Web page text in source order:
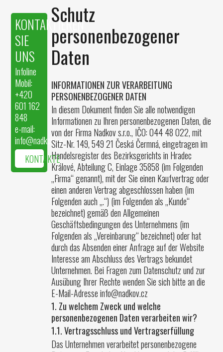
KONTAKTIEREN
SIE
UNS
Infoline
Mobil:
+420
601 162
848
e-mail:
info@nadkov.cz
KONTAKTE
Schutz
personenbezogener
Daten
INFORMATIONEN ZUR VERARBEITUNG
PERSONENBEZOGENER DATEN
In diesem Dokument finden Sie alle notwendigen
Informationen zu Ihren personenbezogenen Daten, die
von der Firma Nadkov s.r.o., IČO: 044 48 022, mit
Sitz-Nr. 149, 549 21 Česká Čermná, eingetragen im
Handelsregister des Bezirksgerichts in Hradec
Králové, Abteilung C, Einlage 35858 (im Folgenden
„Firma“ genannt), mit der Sie einen Kaufvertrag oder
einen anderen Vertrag abgeschlossen haben (im
Folgenden auch „.“) (im Folgenden als „Kunde“
bezeichnet) gemäß den Allgemeinen
Geschäftsbedingungen des Unternehmens (im
Folgenden als „Vereinbarung“ bezeichnet) oder hat
durch das Absenden einer Anfrage auf der Website
Interesse am Abschluss des Vertrags bekundet
Unternehmen. Bei Fragen zum Datenschutz und zur
Ausübung Ihrer Rechte wenden Sie sich bitte an die
E-Mail-Adresse info@nadkov.cz
1. Zu welchem Zweck und welche
personenbezogenen Daten verarbeiten wir?
1.1. Vertragsschluss und Vertragserfüllung
Das Unternehmen verarbeitet personenbezogene